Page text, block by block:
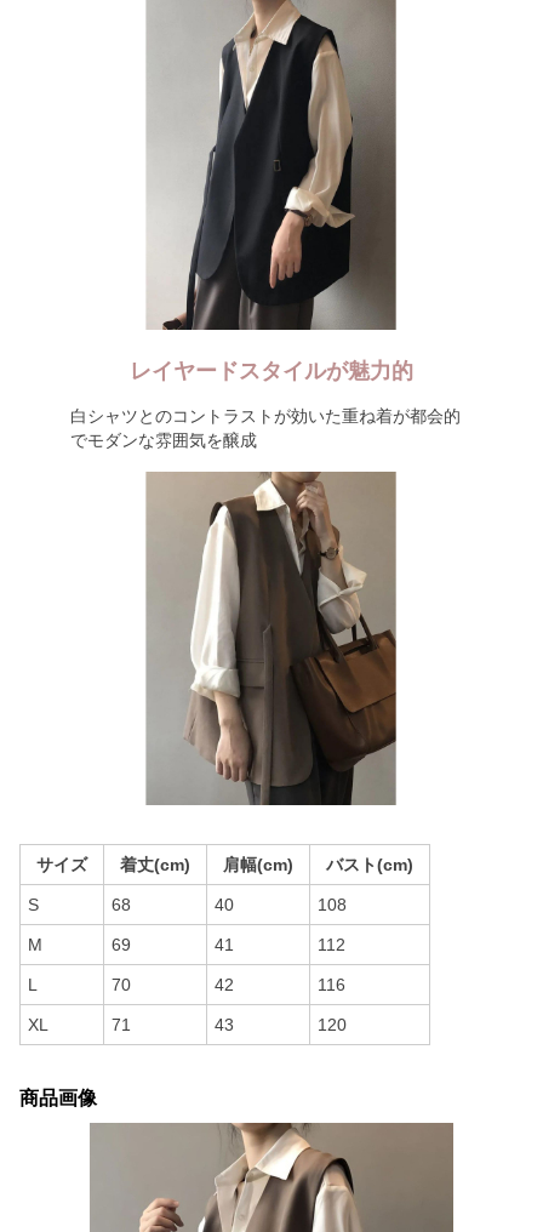
レイヤードスタイルが魅力的
白シャツとのコントラストが効いた重ね着が都会的
でモダンな雰囲気を醸成
サイズ 着丈(cm) 肩幅(cm) バスト(cm)
S 68 40 108
M 69 41 112
L 70 42 116
XL 71 43 120
商品画像